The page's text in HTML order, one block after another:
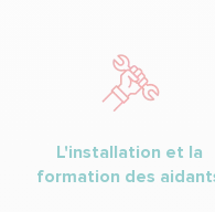
L'installation et la
formation des